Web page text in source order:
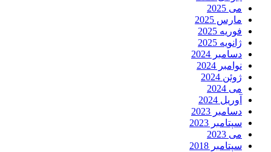
می 2025
مارس 2025
فوریه 2025
ژانویه 2025
دسامبر 2024
نوامبر 2024
ژوئن 2024
می 2024
آوریل 2024
دسامبر 2023
سپتامبر 2023
می 2023
سپتامبر 2018